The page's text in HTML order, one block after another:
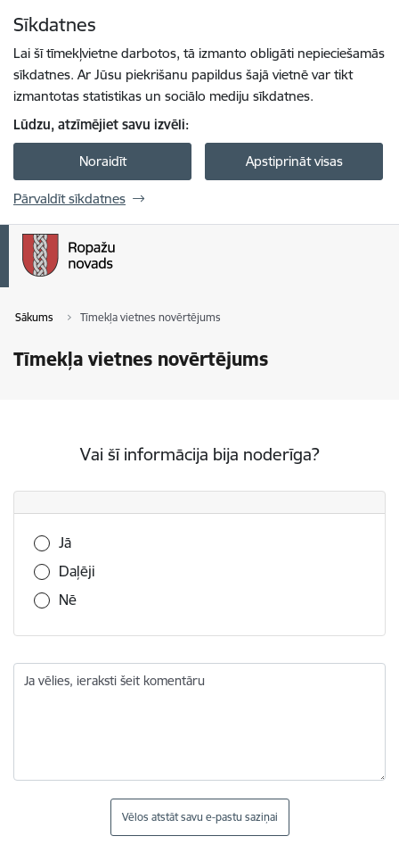
Sīkdatnes
Lai šī tīmekļvietne darbotos, tā izmanto obligāti nepieciešamās
sīkdatnes. Ar Jūsu piekrišanu papildus šajā vietnē var tikt
izmantotas statistikas un sociālo mediju sīkdatnes.
Lūdzu, atzīmējiet savu izvēli:
Noraidīt Apstiprināt visas
Pārvaldīt sīkdatnes
Sākums Tīmekļa vietnes novērtējums
Tīmekļa vietnes novērtējums
Vai šī informācija bija noderīga?
Vai šī informācija bija noderīga?
Jā
Daļēji
Nē
Ja vēlies, ieraksti šeit komentāru
Vēlos atstāt savu e-pastu saziņai